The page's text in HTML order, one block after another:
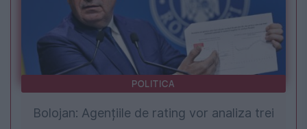
POLITICA
Bolojan: Agențiile de rating vor analiza trei